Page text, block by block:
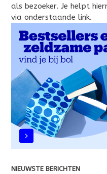
als bezoeker. Je helpt
via onderstaande link.
NIEUWSTE BERICHTEN